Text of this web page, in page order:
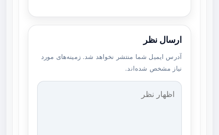
ارسال نظر
آدرس ایمیل شما منتشر نخواهد شد. زمینه‌های مورد
نیاز مشخص شده‌اند.